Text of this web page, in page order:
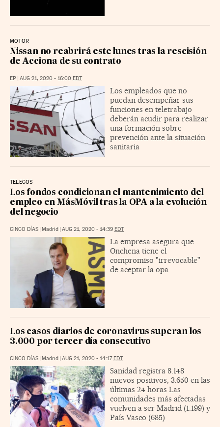
MOTOR
Nissan no reabrirá este lunes tras la rescisión
de Acciona de su contrato
EP | AUG 21, 2020 - 16:00 EDT
Los empleados que no
puedan desempeñar sus
funciones en teletrabajo
deberán acudir para realizar
una formación sobre
prevención ante la situación
sanitaria
TELECOS
Los fondos condicionan el mantenimiento del
empleo en MásMóvil tras la OPA a la evolución
del negocio
CINCO DÍAS | Madrid | AUG 21, 2020 - 14:39 EDT
La empresa asegura que
Onchena tiene el
compromiso "irrevocable"
de aceptar la opa
Los casos diarios de coronavirus superan los
3.000 por tercer día consecutivo
CINCO DÍAS | Madrid | AUG 21, 2020 - 14:17EDT
Sanidad registra 8.148
nuevos positivos, 3.650 en las
últimas 24 horas Las
comunidades más afectadas
vuelven a ser Madrid (1.199) y
País Vasco (685)